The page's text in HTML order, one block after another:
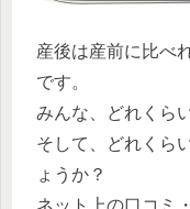
産後は産前に比べ
です。
みんな、どれくら
そして、どれくら
ょうか？